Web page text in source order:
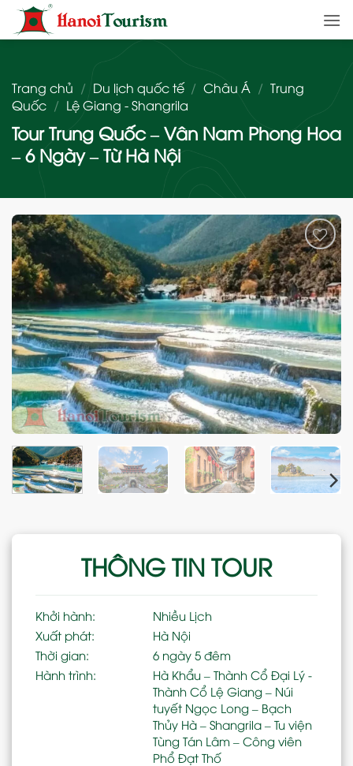
qua
nội
Trang chủ / Du lịch quốc tế / Châu Á / Trung
Quốc / Lệ Giang - Shangrila
Tour Trung Quốc – Vân Nam Phong Hoa
– 6 Ngày – Từ Hà Nội
Add
to
wishlist
THÔNG TIN TOUR
Khởi hành:
Nhiều Lịch
Xuất phát:
Hà Nội
Thời gian:
6 ngày 5 đêm
Hành trình:
Hà Khẩu – Thành Cổ Đại Lý -
Thành Cổ Lệ Giang – Núi
tuyết Ngọc Long – Bạch
Thủy Hà – Shangrila – Tu viện
Tùng Tán Lâm – Công viên
Phổ Đạt Thố